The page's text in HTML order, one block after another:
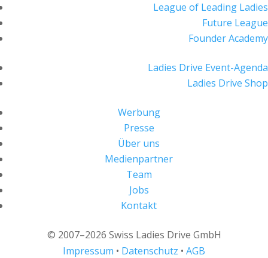
League of Leading Ladies
Future League
Founder Academy
Ladies Drive Event-Agenda
Ladies Drive Shop
Werbung
Presse
Über uns
Medienpartner
Team
Jobs
Kontakt
© 2007–2026 Swiss Ladies Drive GmbH
Impressum • Datenschutz • AGB